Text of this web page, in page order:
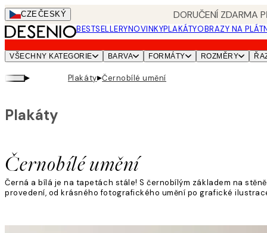
Skip
to
main
content.
CZEČESKÝ DORUČENÍ ZDARMA
BESTSELLERYNOVINKYPLAKÁTYOBRAZY NA
VŠECHNY KATEGORIE BARVA FORMÁTY ROZMĚRY
▸ Plakáty▸Černobílé umění
Černobílé umění
Plakáty
Černá a bílá je na tapetách stále! S černobílým základem na
provedení, od krásného fotografického umění po grafické